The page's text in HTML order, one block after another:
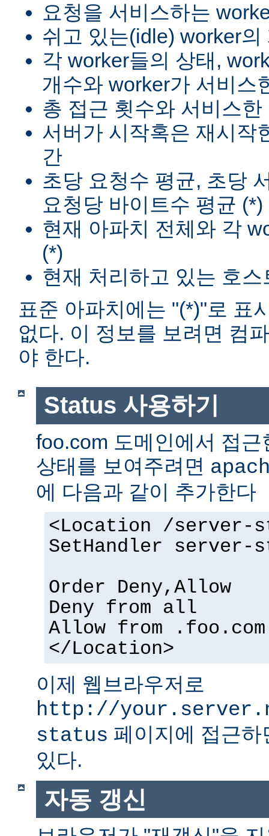
요청을 서비스하는
쉬고 있는(idle) worker의
각 worker들의 상태,
개수와 worker가 서비스
총 접근 횟수와 서비스
서버가 시작혹은 재시작
간
초당 요청수 평균, 초당
요청당 바이트수 평균 (*)
현재 아파치 전체와 각
(*)
현재 처리하고 있는 호
표준 아파치에는 "(*)"로 표
없다. 이 정보를 보려면 컴
야 한다.
Status 사용하기
foo.com 도메인에서 접
상태를 보여주려면
에 다음과 같이 추가한다
<Location /server-
SetHandler server-
Order Deny,Allow
Deny from all
Allow from .foo.com
</Location>
이제 웹브라우저로
http://
status 페이지에 접근
있다.
자동 갱신